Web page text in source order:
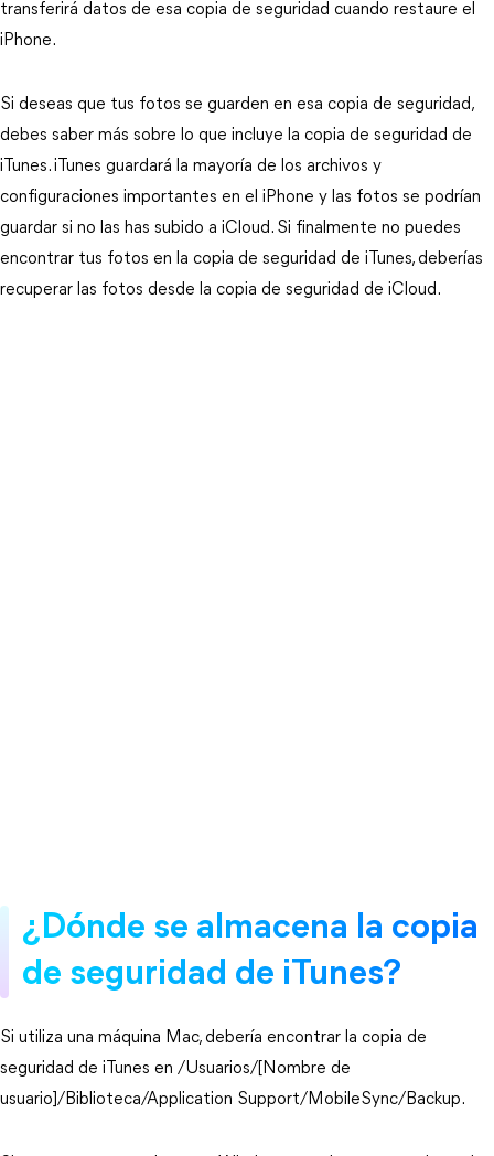
transferirá datos de esa copia de seguridad cuando restaure el
iPhone.
Si deseas que tus fotos se guarden en esa copia de seguridad,
debes saber más sobre lo que incluye la copia de seguridad de
iTunes. iTunes guardará la mayoría de los archivos y
configuraciones importantes en el iPhone y las fotos se podrían
guardar si no las has subido a iCloud. Si finalmente no puedes
encontrar tus fotos en la copia de seguridad de iTunes, deberías
recuperar las fotos desde la copia de seguridad de iCloud.
¿Dónde se almacena la copia
de seguridad de iTunes?
Si utiliza una máquina Mac, debería encontrar la copia de
seguridad de iTunes en /Usuarios/[Nombre de
usuario]/Biblioteca/Application Support/MobileSync/Backup.